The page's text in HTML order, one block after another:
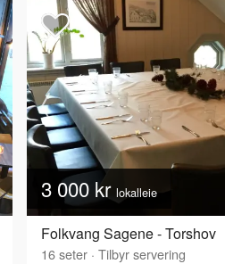
3 000 kr lokalleie
Folkvang Sagene - Torshov
16seter · Tilbyr servering